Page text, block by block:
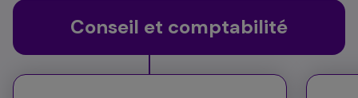
Conseil et comptabilité